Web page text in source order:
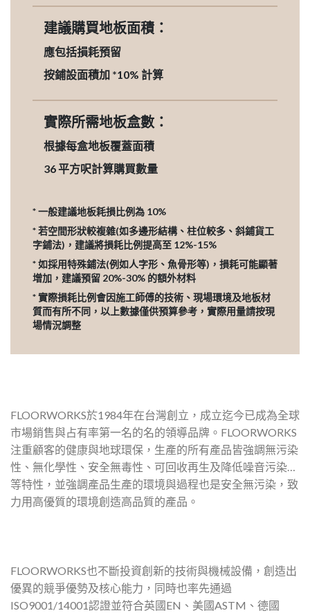
建議購買地板面積：
應包括損耗預留
按鋪設面積加 *10% 計算
實際所需地板盒數：
根據每盒地板覆蓋面積
36平方呎計算購買數量
* 一般建議地板耗損比例為 10%
* 若空間形狀較複雜(如多邊形結構、柱位較多、斜鋪貨工
字鋪法)，建議將損耗比例提高至 12%-15%
* 如採用特殊鋪法(例如人字形、魚骨形等)，損耗可能顯著
增加，建議預留 20%-30% 的額外材料
* 實際損耗比例會因施工師傅的技術、現場環境及地板材
質而有所不同，以上數據僅供預算參考，實際用量請按現
場情況調整
FLOORWORKS於1984年在台灣創立，成立迄今已成為全球
市場銷售與占有率第一名的名的領導品牌。FLOORWORKS
注重顧客的健康與地球環保，生產的所有產品皆強調無污染
性、無化學性、安全無毒性、可回收再生及降低噪音污染…
等特性，並強調產品生產的環境與過程也是安全無污染，致
力用高優質的環境創造高品質的產品。
FLOORWORKS也不斷投資創新的技術與機械設備，創造出
優異的競爭優勢及核心能力，同時也率先通過
ISO9001/14001認證並符合英國EN、美國ASTM、德國